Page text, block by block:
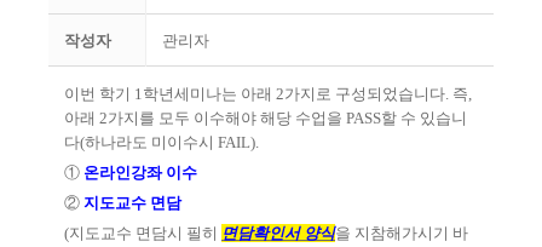
작성자 관리자
이번 학기 1학년세미나는 아래 2가지로 구성되었습니다. 즉,
아래 2가지를 모두 이수해야 해당 수업을 PASS할 수 있습니
다(하나라도 미이수시 FAIL).
① 온라인강좌 이수
② 지도교수 면담
(지도교수 면담시 필히 면담확인서 양식을 지참해가시기 바